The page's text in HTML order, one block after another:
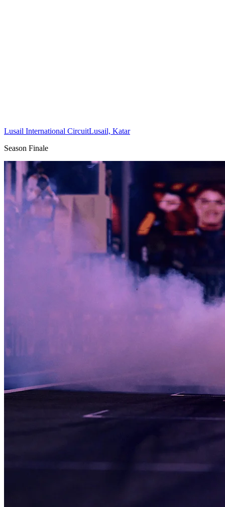
Lusail International CircuitLusail, Katar
Season Finale